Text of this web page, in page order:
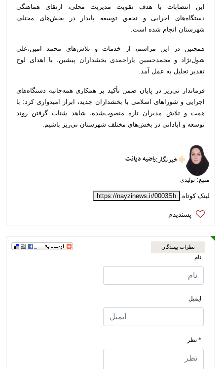
این انتصابات با هدف تقویت مدیریت محلی، ارتقای هماهنگی
دستگاه‌های اجرایی و تحقق توسعه پایدار در بخش‌های مختلف
شهرستان انجام شده است.
همچنین در این مراسم، از خدمات و تلاش‌های محمد امین،علی
شول‌نژاد و محمدحسین یاراحمدی بخشداران پیشین، با اهدای لوح
تقدیر تجلیل به عمل آمد.
فرماندار نی‌ریز در پایان ضمن تأکید بر همکاری همه‌جانبه دستگاه‌های
اجرایی و شوراهای اسلامی با بخشداران جدید، ابراز امیدواری کرد: با
همت و تلاش مدیران تازه منصوب‌شده، شاهد شتاب گرفتن روند
توسعه و آبادانی در بخش‌های مختلف شهرستان نی‌ریز باشیم.
خبرنگار :راضیه دیانت
منبع: تولیدی
لینک کوتاه: https://nayzinews.ir/0003Sh
نظرات بینندگان
نام
ایمیل
* نظر